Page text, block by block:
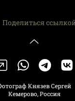
Поделиться
Князев Сергей
Кемерово, Россия